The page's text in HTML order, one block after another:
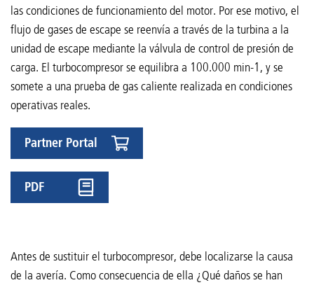
las condiciones de funcionamiento del motor. Por ese motivo, el
flujo de gases de escape se reenvía a través de la turbina a la
unidad de escape mediante la válvula de control de presión de
carga. El turbocompresor se equilibra a 100.000 min-1, y se
somete a una prueba de gas caliente realizada en condiciones
operativas reales.
Partner Portal
PDF
Antes de sustituir el turbocompresor, debe localizarse la causa
de la avería. Como consecuencia de ella ¿Qué daños se han